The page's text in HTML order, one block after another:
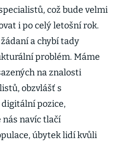
což bude velmi
i po celý letošní rok.
a chybí tady
problém. Máme
na znalosti
obzvlášť s
pozice,
nás navíc tlačí
úbytek lidí kvůli